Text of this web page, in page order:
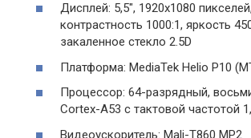
Дисплей: 5,5″, 1920х1080
контрастность 1000:1, яркость
закаленное стекло 2.5D
Платформа: MediaTek Helio P10
Процессор: 64-разрядный,
Cortex-A53 с тактовой частотой
Видеоускоритель: Mali-T860 MP2